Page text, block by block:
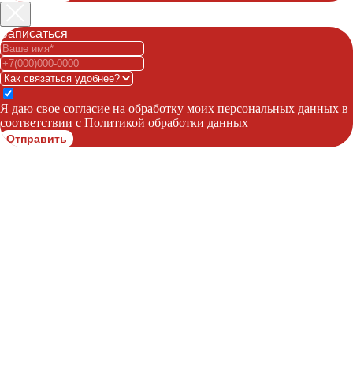
Записаться
Я даю свое согласие на обработку моих персональных данных в
соответствии с Политикой обработки данных
Отправить